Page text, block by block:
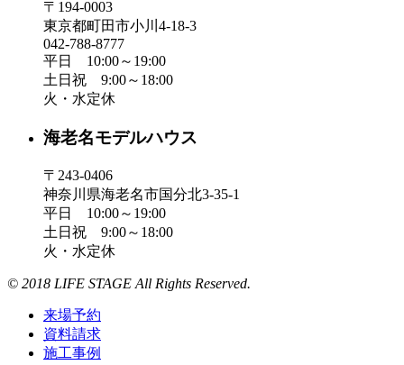
〒194-0003
東京都町田市小川4-18-3
042-788-8777
平日 10:00～19:00
土日祝 9:00～18:00
火・水定休
海老名モデルハウス
〒243-0406
神奈川県海老名市国分北3-35-1
平日 10:00～19:00
土日祝 9:00～18:00
火・水定休
© 2018 LIFE STAGE All Rights Reserved.
来場予約
資料請求
施工事例